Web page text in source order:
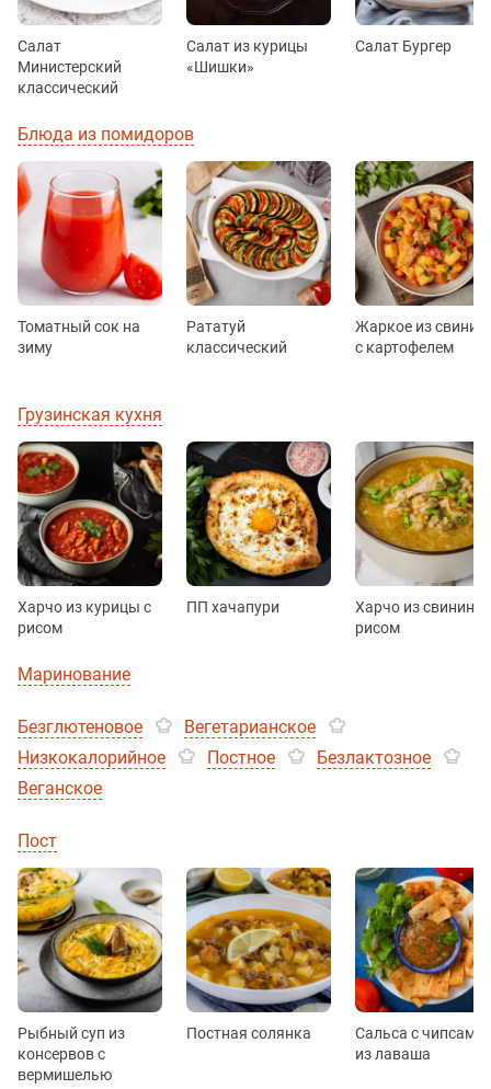
Салат
Министерский
классический
Салат из курицы
«Шишки»
Салат Бургер
Блюда из помидоров
Томатный сок на
зиму
Рататуй
классический
Жаркое из
с картофелем
Грузинская кухня
Харчо из курицы с
рисом
ПП хачапури
Харчо из свинины
рисом
Маринование
Безглютеновое
Вегетарианское
Низкокалорийное
Постное
Безлактозное
Веганское
Пост
Рыбный суп из
консервов с
вермишелью
Постная солянка
Сальса с чипсами
из лаваша